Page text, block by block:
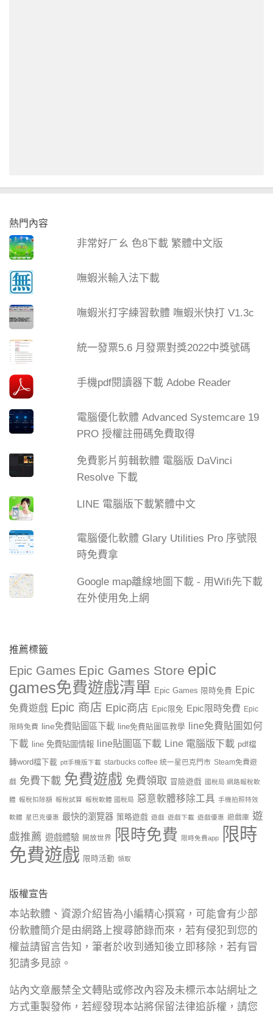
熱門內容
非常好ㄏㄠ 色8下載 繁體中文版
嘸蝦米輸入法下載
嘸蝦米打字練習軟體 嘸蝦米快打 V1.3c
統一發票5.6 月發票對獎2022中獎號碼
手機pdf閱讀器下載 Adobe Reader
電腦優化軟體 Advanced Systemcare 19
PRO 授權註冊碼免費取得
免費影片剪輯軟體 電腦版 DaVinci
Resolve 下載
LINE 電腦版下載繁體中文
電腦優化軟體 Glary Utilities Pro 序號限
時免費拿
Google map離線地圖下載 - 用Wifi先下載
在外使用免上網
推薦標籤
Epic Games Epic Games Store epic
games免費遊戲清單 Epic Games 限時免費 Epic
免費遊戲 Epic 商店 Epic商店 Epic限免 Epic限時免費 Epic
限時免費 line免費貼圖區下載 line免費貼圖區教學
line免費貼圖如何
下載
line 免費貼圖情報 line貼圖區下載 Line 電腦版下載 pdf檔
轉word檔下載 ptt手機版下載 starbucks coffee 統一星巴克門市 Steam免費遊
戲 免費下載 免費遊戲 免費領取 冒險遊戲 國稅局 網路報稅軟
體 報稅扣除額 報稅試算 報稅軟體 國稅局 惡意軟體移除工具 手機拍照特效
軟體 星巴克優惠 最快的瀏覽器 策略遊戲 遊戲 遊戲下載 遊戲優惠 遊戲庫 遊
戲推薦 遊戲體驗 開放世界 限時免費 限時免費app
限時
免費遊戲 限時活動 領取
版權宣告
本站軟體、資源介紹皆為小編精心撰寫，可能會有少部
份軟體簡介是由網路上搜尋節錄而來，若有侵犯到您的
權益請留言告知，筆者於收到通知後立即移除，若有冒
犯請多見諒。
站內文章嚴禁全文轉貼或修改內容及未標示本站網址之
方式重製發佈，若經發現本站將保留法律追訴權，請您